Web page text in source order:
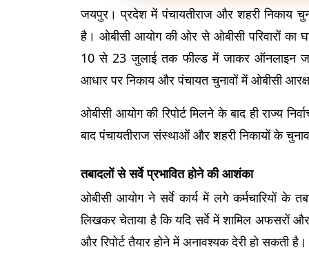
जयपुर। प्रदेश में पंचायतीराज और शहरी निकाय
है। ओबीसी आयोग की ओर से ओबीसी परिवारों का
10 से 23 जुलाई तक फील्ड में जाकर ऑनलाइन
आधार पर निकाय और पंचायत चुनावों में ओबीसी
ओबीसी आयोग की रिपोर्ट मिलने के बाद ही राज्य
बाद पंचायतीराज संस्थाओं और शहरी निकायों के
तबादलों से सर्वे प्रभावित होने की आशंका
ओबीसी आयोग ने सर्वे कार्य में लगे कर्मचारियों के
लिखकर चेताया है कि यदि सर्वे में शामिल अफसरों और
और रिपोर्ट तैयार होने में अनावश्यक देरी हो सकती है।